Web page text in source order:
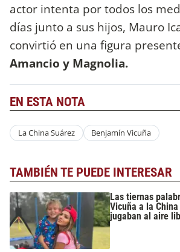
actor intenta por todos los
días junto a sus hijos, Mauro
convirtió en una figura
Amancio y Magnolia.
EN ESTA NOTA
La China Suárez Benjamín Vicuña
TAMBIÉN TE PUEDE INTERESAR
Las tiernas
Vicuña a la
jugaban al aire